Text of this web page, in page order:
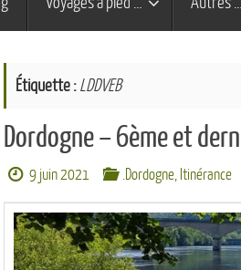
Étiquette : LDDVEB
Dordogne – 6ème et
9 juin 2021 .Dordogne, Itinérance